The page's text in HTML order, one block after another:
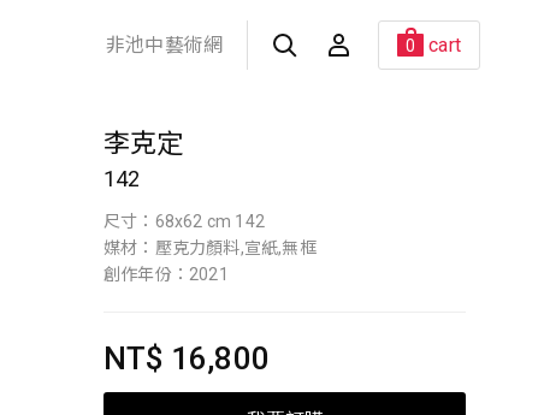
非池中藝術網 0 cart
李克定
142
尺寸：68x62 cm 142
媒材：壓克力顏料,宣紙,無框
創作年份：2021
NT$ 16,800